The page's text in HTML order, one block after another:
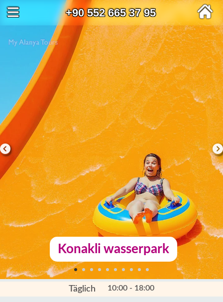
+90 552 665 37 95
Konakli wasserpark
Täglich 10:00 - 18:00